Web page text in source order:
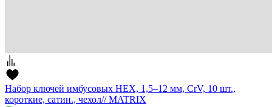
Набор ключей имбусовых HEX, 1,5–12 мм, CrV, 10 шт.,
короткие, сатин., чехол// MATRIX